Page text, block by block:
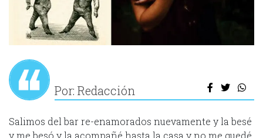
Por: Redacción
Salimos del bar re-enamorados nuevamente y la besé
y me besó y la acompañé hasta la casa y no me quedé